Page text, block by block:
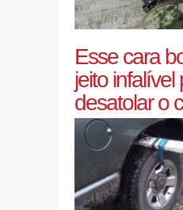
Esse cara
jeito infalível
desatolar o